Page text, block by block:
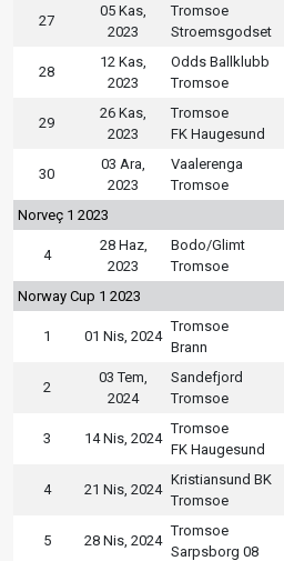
27
05 Kas,
2023
Tromsoe
Stroemsgodset
28
12 Kas,
2023
Odds Ballklubb
Tromsoe
29
26 Kas,
2023
Tromsoe
FK Haugesund
30
03 Ara,
2023
Vaalerenga
Tromsoe
Norveç 1 2023
4
28 Haz,
2023
Bodo/Glimt
Tromsoe
Norway Cup 1 2023
1 01 Nis, 2024
Tromsoe
Brann
2
03 Tem,
2024
Sandefjord
Tromsoe
3 14 Nis, 2024
Tromsoe
FK Haugesund
4 21 Nis, 2024
Kristiansund BK
Tromsoe
5 28 Nis, 2024
Tromsoe
Sarpsborg 08